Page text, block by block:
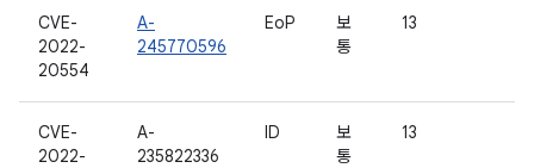
CVE-
2022-
20554
A-
245770596
EoP
보
통
13
CVE-
2022-
A-
235822336
ID
보
통
13